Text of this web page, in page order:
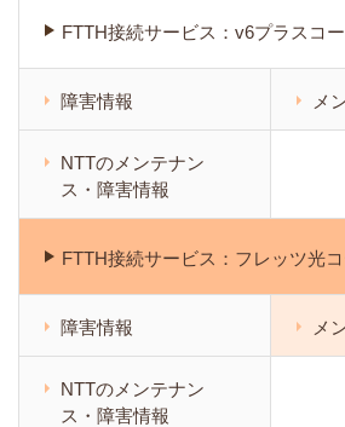
FTTH接続サービス：v6プラスコ
障害情報 メ
NTTのメンテナン
ス・障害情報
FTTH接続サービス：フレッツ光
障害情報 メ
NTTのメンテナン
ス・障害情報